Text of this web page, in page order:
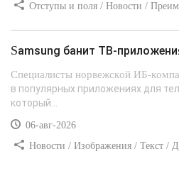
Отступы и поля / Новости /
Samsung банит ТВ-
Специалисты норвежской ИБ-
в популярных приложениях для
который...
06-авг-2026
Новости / Изображения / Текст /